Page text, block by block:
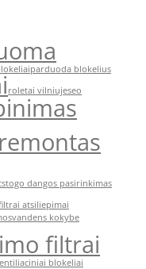
parduoda blokelius
roletai vilniujeseo
stogo dangos pasirinkimas
atsiliepimai
vandens kokybe
filtrai
blokeliai